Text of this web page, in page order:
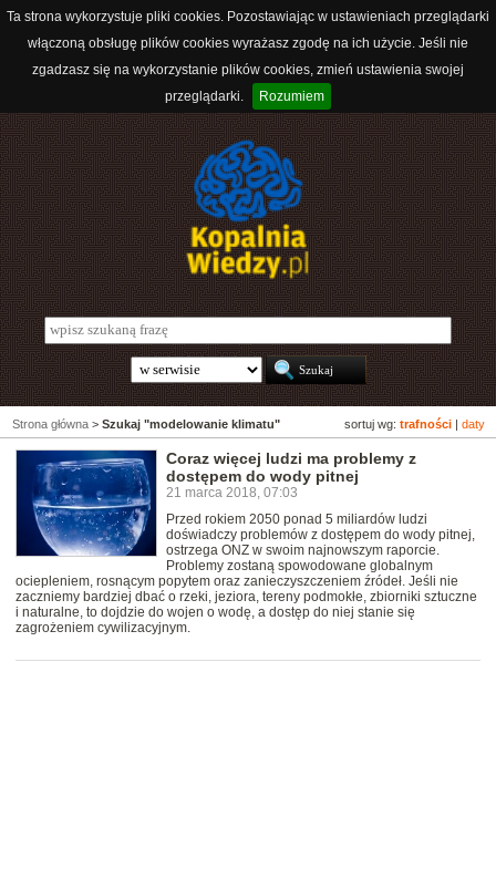
Ta strona wykorzystuje pliki cookies. Pozostawiając w ustawieniach przeglądarki
włączoną obsługę plików cookies wyrażasz zgodę na ich użycie. Jeśli nie
zgadzasz się na wykorzystanie plików cookies, zmień ustawienia swojej
przeglądarki.
Rozumiem
sortuj wg: trafności daty
Strona główna > Szukaj "modelowanie klimatu"
Coraz więcej ludzi ma problemy z
dostępem do wody pitnej
21 marca 2018, 07:03
Przed rokiem 2050 ponad 5 miliardów ludzi
doświadczy problemów z dostępem do wody pitnej,
ostrzega ONZ w swoim najnowszym raporcie.
Problemy zostaną spowodowane globalnym
ociepleniem, rosnącym popytem oraz zanieczyszczeniem źródeł. Jeśli nie
zaczniemy bardziej dbać o rzeki, jeziora, tereny podmokłe, zbiorniki sztuczne
i naturalne, to dojdzie do wojen o wodę, a dostęp do niej stanie się
zagrożeniem cywilizacyjnym.